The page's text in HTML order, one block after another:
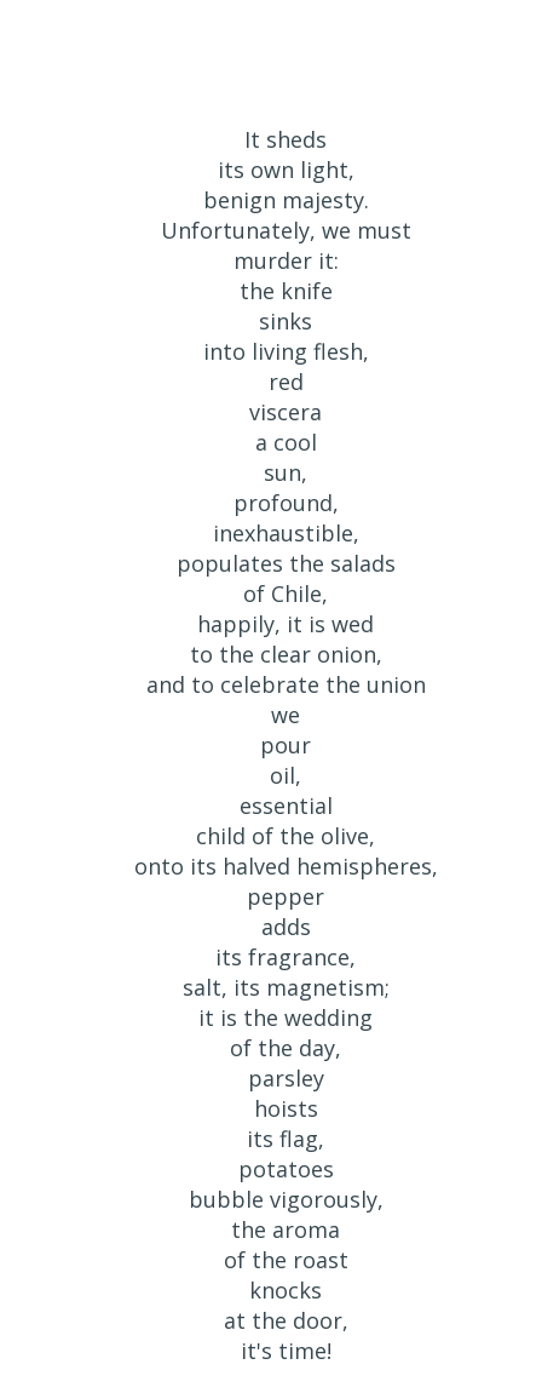
It sheds
its own light,
benign majesty.
Unfortunately, we must
murder it:
the knife
sinks
into living flesh,
red
viscera
a cool
sun,
profound,
inexhaustible,
populates the salads
of Chile,
happily, it is wed
to the clear onion,
and to celebrate the union
we
pour
oil,
essential
child of the olive,
onto its halved hemispheres,
pepper
adds
its fragrance,
salt, its magnetism;
it is the wedding
of the day,
parsley
hoists
its flag,
potatoes
bubble vigorously,
the aroma
of the roast
knocks
at the door,
it's time!